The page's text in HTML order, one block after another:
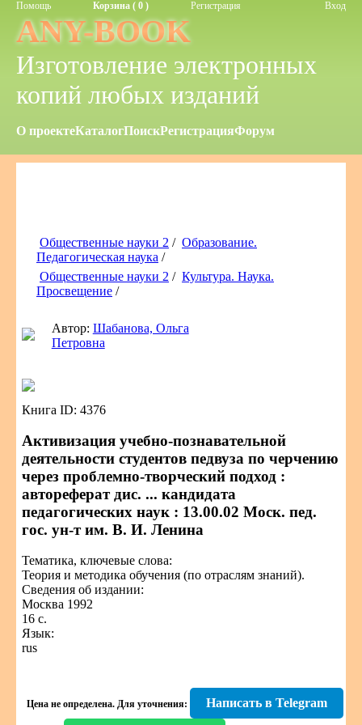
Помощь Корзина ( 0 ) Регистрация Вход
ANY-BOOK
Изготовление электронных
копий любых изданий
О проектеКаталогПоискРегистрацияФорум
Общественные науки 2 / Образование.
Педагогическая наука /
Общественные науки 2 / Культура. Наука.
Просвещение /
Автор: Шабанова, Ольга
Петровна
Книга ID: 4376
Активизация учебно-познавательной
деятельности студентов педвуза по черчению
через проблемно-творческий подход :
автореферат дис. ... кандидата
педагогических наук : 13.00.02 Моск. пед.
гос. ун-т им. В. И. Ленина
Тематика, ключевые слова:
Теория и методика обучения (по отраслям знаний).
Сведения об издании:
Москва 1992
16 с.
Язык:
rus
Цена не определена. Для уточнения: Написать в Telegram